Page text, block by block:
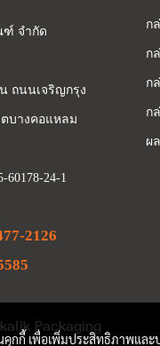
ฑ์ จำกัด
ถนนเจริญกรุง
บางคอแหลม
60178-24-1
2126
ก
ก
ก
ก
ผ
Packaging
คุกกี้ เพื่อเพิ่มประสิทธิภาพแล